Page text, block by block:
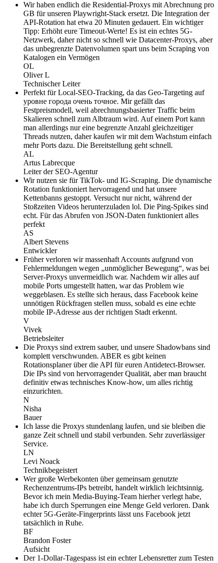
Wir haben endlich die Residential-Proxys mit Abrechnung pro
GB für unseren Playwright-Stack ersetzt. Die Integration der
API-Rotation hat etwa 20 Minuten gedauert. Ein wichtiger
Tipp: Erhöht eure Timeout-Werte! Es ist ein echtes 5G-
Netzwerk, daher nicht so schnell wie Datacenter-Proxys, aber
das unbegrenzte Datenvolumen spart uns beim Scraping von
Katalogen ein Vermögen
OL
Oliver L
Technischer Leiter
Perfekt für Local-SEO-Tracking, da das Geo-Targeting auf
уровне города очень точное. Mir gefällt das
Festpreismodell, weil abrechnungsbasierter Traffic beim
Skalieren schnell zum Albtraum wird. Auf einem Port kann
man allerdings nur eine begrenzte Anzahl gleichzeitiger
Threads nutzen, daher kaufen wir mit dem Wachstum einfach
mehr Ports dazu. Die Bereitstellung geht schnell.
AL
Artus Labrecque
Leiter der SEO-Agentur
Wir nutzen sie für TikTok- und IG-Scraping. Die dynamische
Rotation funktioniert hervorragend und hat unsere
Kettenbanns gestoppt. Versucht nur nicht, während der
Stoßzeiten Videos herunterzuladen lol. Die Ping-Spikes sind
echt. Für das Abrufen von JSON-Daten funktioniert alles
perfekt
AS
Albert Stevens
Entwickler
Früher verloren wir massenhaft Accounts aufgrund von
Fehlermeldungen wegen „unmöglicher Bewegung“, was bei
Server-Proxys unvermeidlich war. Nachdem wir alles auf
mobile Ports umgestellt hatten, war das Problem wie
weggeblasen. Es stellte sich heraus, dass Facebook keine
unnötigen Rückfragen stellen muss, sobald es eine echte
mobile IP-Adresse aus der richtigen Stadt erkennt.
V
Vivek
Betriebsleiter
Die Proxys sind extrem sauber, und unsere Shadowbans sind
komplett verschwunden. ABER es gibt keinen
Rotationsplaner über die API für euren Antidetect-Browser.
Die IPs sind von hervorragender Qualität, aber man braucht
definitiv etwas technisches Know-how, um alles richtig
einzurichten.
N
Nisha
Bauer
Ich lasse die Proxys stundenlang laufen, und sie bleiben die
ganze Zeit schnell und stabil verbunden. Sehr zuverlässiger
Service.
LN
Levi Noack
Technikbegeistert
Wer große Werbekonten über gemeinsam genutzte
Rechenzentrums-IPs betreibt, handelt wirklich leichtsinnig.
Bevor ich mein Media-Buying-Team hierher verlegt habe,
habe ich durch Sperrungen eine Menge Geld verloren. Dank
echter 5G-Geräte-Fingerprints lässt uns Facebook jetzt
tatsächlich in Ruhe.
BF
Brandon Foster
Aufsicht
Der 1-Dollar-Tagespass ist ein echter Lebensretter zum Testen